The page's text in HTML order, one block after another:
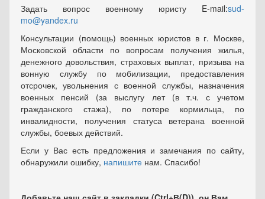
Задать вопрос военному юристу E-mail:sud-
mo@yandex.ru
Консультации (помощь) военных юристов в г. Москве,
Московской области по вопросам получения жилья,
денежного довольствия, страховых выплат, призыва на
вонную службу по мобилизации, предоставления
отсрочек, увольнения с военной службы, назначения
военных пенсий (за выслугу лет (в т.ч. с учетом
гражданского стажа), по потере кормильца, по
инвалидности, получения статуса ветерана военной
службы, боевых действий.
Если у Вас есть предложения и замечания по сайту,
обнаружили ошибку, напишите нам. Спасибо!